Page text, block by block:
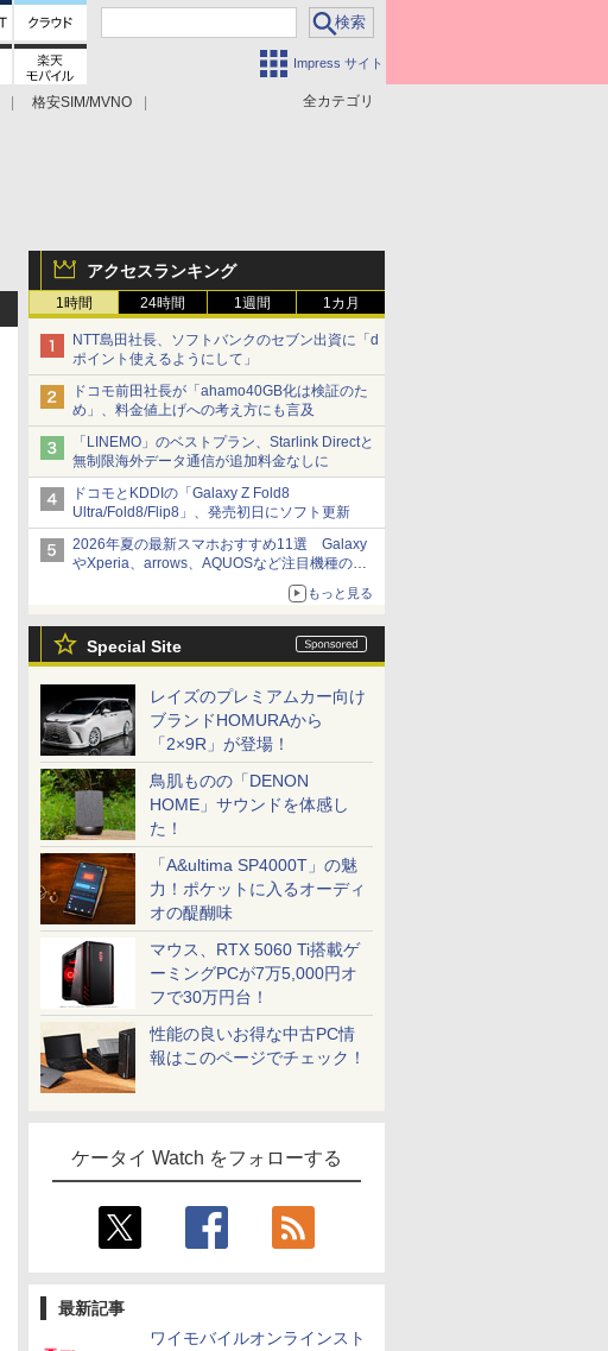
Impress サイト
全カテゴリ
格安SIM/MVNO
アクセスランキング
1時間 24時間 1週間 1カ月
NTT島田社長、ソフトバンクのセブン出資に「d
ポイント使えるようにして」
ドコモ前田社長が「ahamo40GB化は検証のた
め」、料金値上げへの考え方にも言及
「LINEMO」のベストプラン、Starlink Directと
無制限海外データ通信が追加料金なしに
ドコモとKDDIの「Galaxy Z Fold8
Ultra/Fold8/Flip8」、発売初日にソフト更新
2026年夏の最新スマホおすすめ11選 Galaxy
やXperia、arrows、AQUOSなど注目機種の特
もっと見る
Special Site
レイズのプレミアムカー向け
ブランドHOMURAから
「2×9R」が登場！
鳥肌ものの「DENON
HOME」サウンドを体感し
た！
「A&ultima SP4000T」の魅
力！ポケットに入るオーディ
オの醍醐味
マウス、RTX 5060 Ti搭載ゲ
ーミングPCが7万5,000円オ
フで30万円台！
性能の良いお得な中古PC情
報はこのページでチェック！
ケータイ Watch をフォローする
最新記事
ワイモバイルオンラインスト